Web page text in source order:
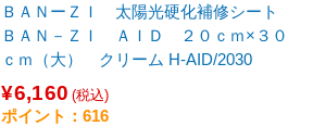
ＢＡＮーＺＩ 太陽光硬化補修シート
ＢＡＮ－ＺＩ ＡＩＤ ２０ｃｍ×３０
ｃｍ（大） クリーム H-AID/2030
¥6,160 (税込)
ポイント：616